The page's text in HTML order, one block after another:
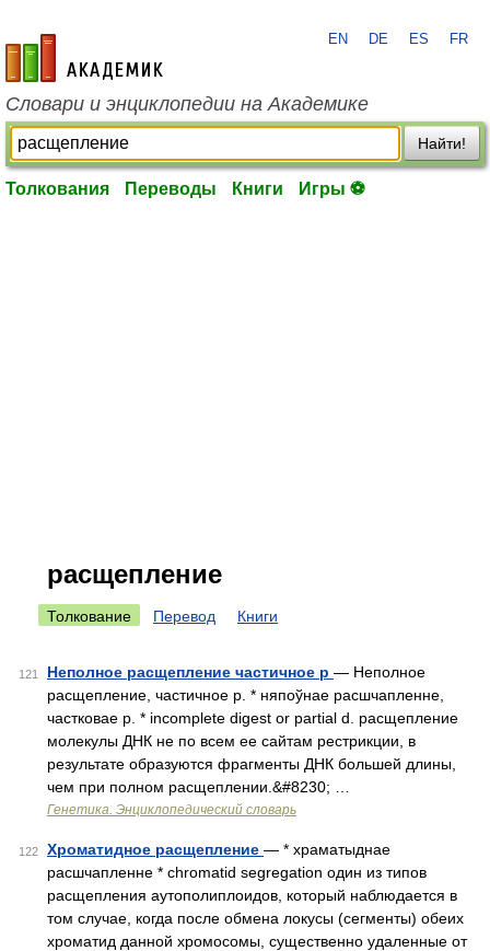
academic.ru
EN DE ES FR
Словари и энциклопедии на Академике
Найти!
Толкования Переводы Книги Игры ⚽
расщепление
Толкование Перевод Книги
121 Неполное расщепление частичное р — Неполное
расщепление, частичное р. * няпоўнае расшчапленне,
частковае р. * incomplete digest or partial d. расщепление
молекулы ДНК не по всем ее сайтам рестрикции, в
результате образуются фрагменты ДНК большей длины,
чем при полном расщеплении.&#8230; …
Генетика. Энциклопедический словарь
122 Хроматидное расщепление — * храматыднае
расшчапленне * chromatid segregation один из типов
расщепления аутополиплоидов, который наблюдается в
том случае, когда после обмена локусы (сегменты) обеих
хроматид данной хромосомы, существенно удаленные от